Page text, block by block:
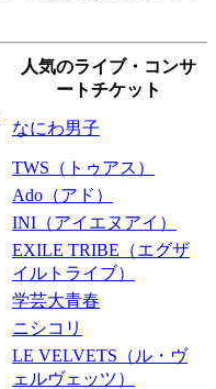
人気のライブ・コンサ
ートチケット
なにわ男子
TWS（トゥアス）
Ado（アド）
INI（アイエヌアイ）
EXILE TRIBE（エグザ
イルトライブ）
学芸大青春
ニシコリ
LE VELVETS（ル・ヴ
ェルヴェッツ）